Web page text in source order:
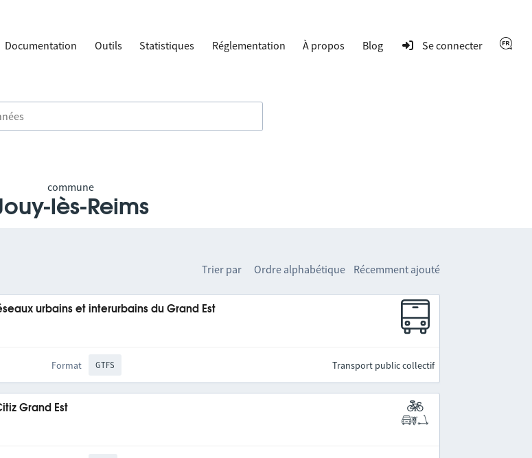
Documentation Outils Statistiques Réglementation À propos Blog Se connecter
commune
lès-Reims
Trier par Ordre alphabétique Récemment ajouté
urbains et interurbains du Grand Est
Format GTFS Transport public collectif
Grand Est